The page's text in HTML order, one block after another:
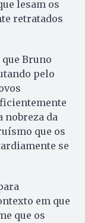
lesam os
retratados
Bruno
pelo
nobreza da
que os
se
em que
que os